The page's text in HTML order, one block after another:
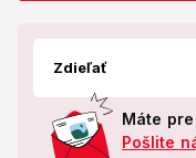
Zdieľať
Máte
Pošlite